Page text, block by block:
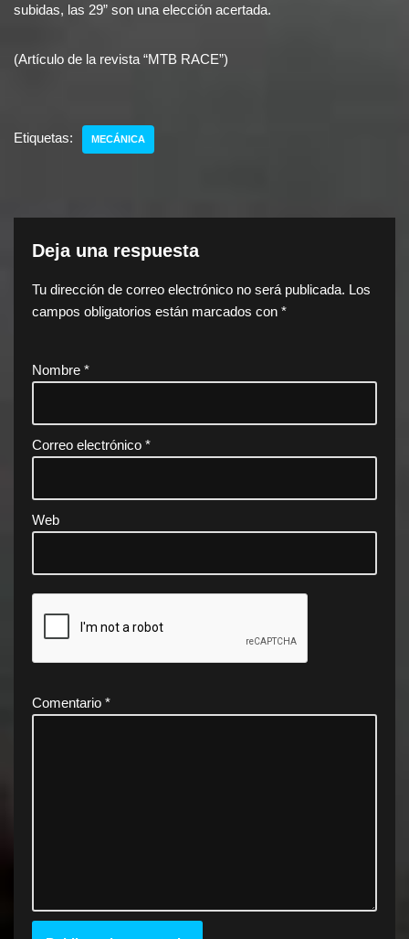
subidas, las 29” son una elección acertada.
(Artículo de la revista “MTB RACE”)
Etiquetas: MECÁNICA
Deja una respuesta
Tu dirección de correo electrónico no será publicada. Los
campos obligatorios están marcados con *
Nombre *
Correo electrónico *
Web
Comentario *